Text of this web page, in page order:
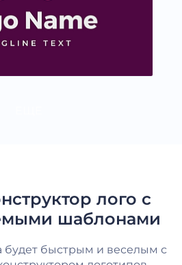
лого с
шаблонами
будет быстрым и веселым с